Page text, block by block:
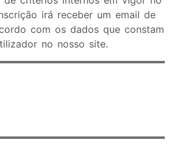
irá receber um email de
com os dados que constam
no nosso site.